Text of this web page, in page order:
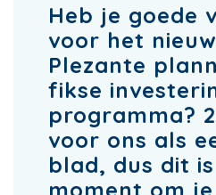
Heb je goede
voor het
Plezante
fikse
programma?
voor ons als
blad, dus dit
moment om